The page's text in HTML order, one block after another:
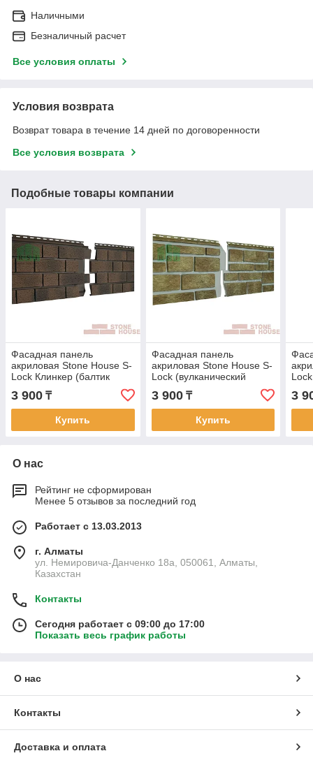
Наличными
Безналичный расчет
Все условия оплаты
Условия возврата
Возврат товара в течение 14 дней по договоренности
Все условия возврата
Подобные товары компании
Фасадная панель
акриловая Stone House S-
Lock Клинкер (балтик
3 900 ₸
Купить
Фасадная панель
акриловая Stone House S-
Lock (вулканический
таганай)
3 900₸
Купить
3
О нас
Рейтинг не сформирован
Менее 5 отзывов за последний год
Работает с 13.03.2013
г. Алматы
ул. Немировича-Данченко 18а, 050061, Алматы,
Казахстан
Контакты
Сегодня работает с 09:00 до 17:00
Показать весь график работы
О нас
Контакты
Доставка и оплата